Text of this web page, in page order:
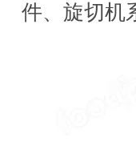
件、旋切机